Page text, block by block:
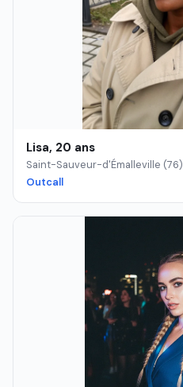
Lisa, 20 ans
Saint-Sauveur-d'Émalleville (76)
Outcall